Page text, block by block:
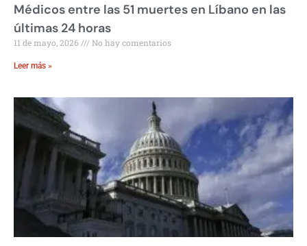
Médicos entre las 51 muertes en Líbano en las
últimas 24 horas
11 de mayo, 2026 No hay comentarios
Leer más »